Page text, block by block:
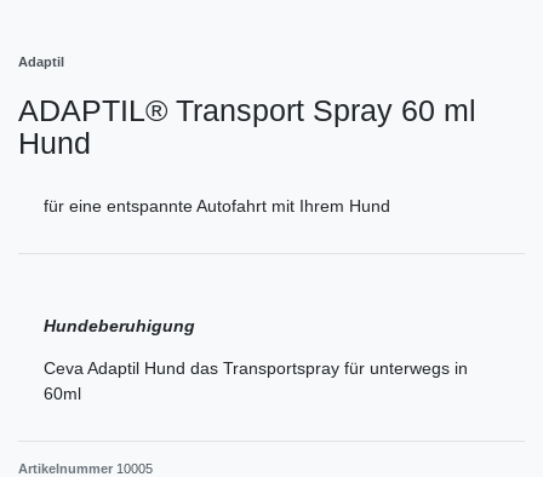
Adaptil
ADAPTIL® Transport Spray 60 ml
Hund
für eine entspannte Autofahrt mit Ihrem Hund
Hundeberuhigung
Ceva Adaptil Hund das Transportspray für unterwegs in
60ml
Artikelnummer 10005